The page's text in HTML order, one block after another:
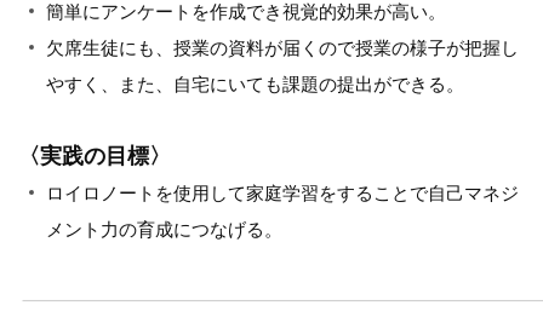
簡単にアンケートを作成でき視覚的効果が高い。
欠席生徒にも、授業の資料が届くので授業の様子が把握し
やすく、また、自宅にいても課題の提出ができる。
〈実践の目標〉
ロイロノートを使用して家庭学習をすることで自己マネジ
メント力の育成につなげる。